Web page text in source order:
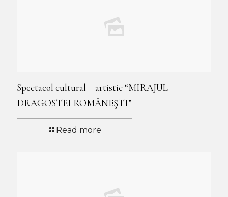
Spectacol cultural – artistic “MIRAJUL
DRAGOSTEI ROMÂNEŞTI”
Read more